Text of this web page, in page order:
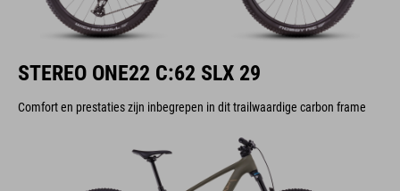
STEREO ONE22 C:62 SLX 29
Comfort en prestaties zijn inbegrepen in dit trailwaardige carbon frame